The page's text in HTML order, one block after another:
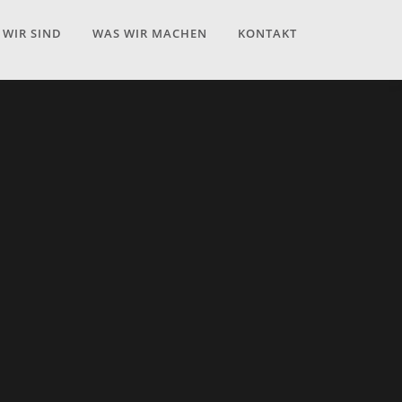
WIR SIND WAS WIR MACHEN KONTAKT